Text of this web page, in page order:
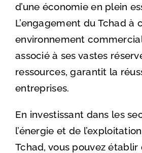
d’une économie en plein
L’engagement du Tchad à
environnement
associé à ses vastes
ressources, garantit la
entreprises.
En investissant dans les
l’énergie et de
Tchad, vous pouvez établir